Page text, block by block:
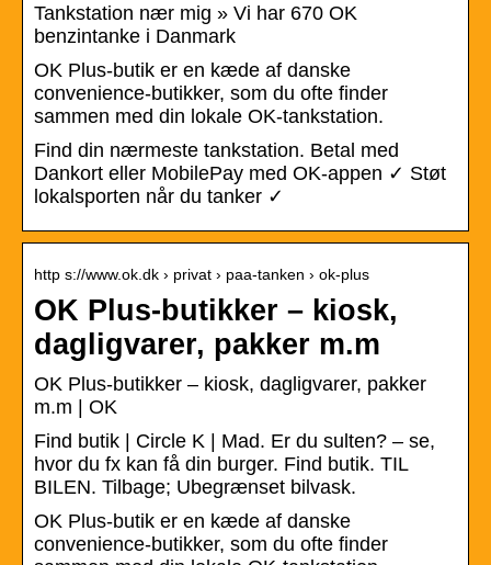
Tankstation nær mig » Vi har 670 OK
benzintanke i Danmark
OK Plus-butik er en kæde af danske
convenience-butikker, som du ofte finder
sammen med din lokale OK-tankstation.
Find din nærmeste tankstation. Betal med
Dankort eller MobilePay med OK-appen ✓ Støt
lokalsporten når du tanker ✓
http s://www.ok.dk › privat › paa-tanken › ok-plus
OK Plus-butikker – kiosk,
dagligvarer, pakker m.m
OK Plus-butikker – kiosk, dagligvarer, pakker
m.m | OK
Find butik | Circle K | Mad. Er du sulten? – se,
hvor du fx kan få din burger. Find butik. TIL
BILEN. Tilbage; Ubegrænset bilvask.
OK Plus-butik er en kæde af danske
convenience-butikker, som du ofte finder